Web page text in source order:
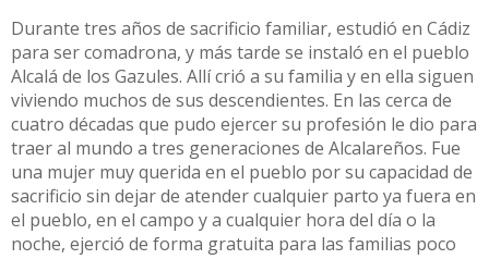
Durante tres años de sacrificio familiar, estudió en Cádiz
para ser comadrona, y más tarde se instaló en el pueblo
Alcalá de los Gazules. Allí crió a su familia y en ella siguen
viviendo muchos de sus descendientes. En las cerca de
cuatro décadas que pudo ejercer su profesión le dio para
traer al mundo a tres generaciones de Alcalareños. Fue
una mujer muy querida en el pueblo por su capacidad de
sacrificio sin dejar de atender cualquier parto ya fuera en
el pueblo, en el campo y a cualquier hora del día o la
noche, ejerció de forma gratuita para las familias poco